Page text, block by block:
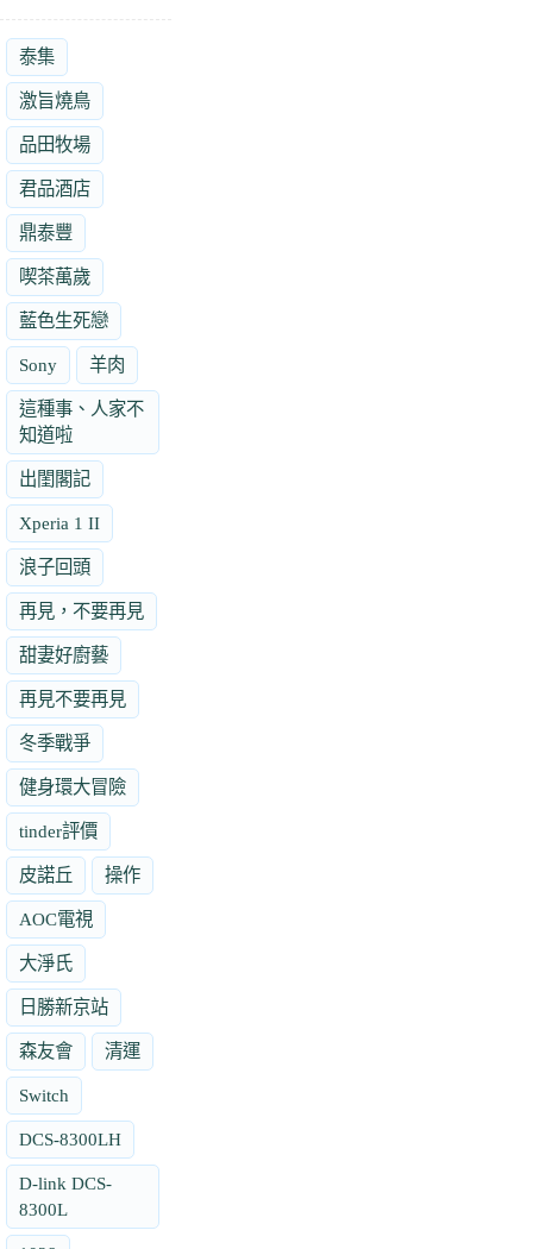
泰集
激旨燒鳥
品田牧場
君品酒店
鼎泰豐
喫茶萬歲
藍色生死戀
Sony 羊肉
這種事、人家不
知道啦
出閨閣記
Xperia 1 II
浪子回頭
再見，不要再見
甜妻好廚藝
再見不要再見
冬季戰爭
健身環大冒險
tinder評價
皮諾丘 操作
AOC電視
大淨氏
日勝新京站
森友會 清運
Switch
DCS-8300LH
D-link DCS-
8300L